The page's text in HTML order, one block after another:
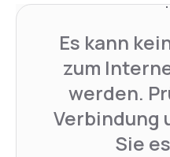
Es kann
zum
werden.
Verbindung
Sie